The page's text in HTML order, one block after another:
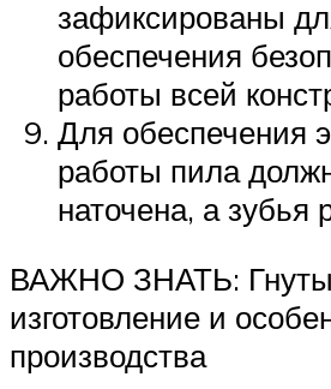
зафиксированы
обеспечения
работы всей
Для обеспечения
работы пила
наточена, а зубья
ВАЖНО ЗНАТЬ:
изготовление и
производства